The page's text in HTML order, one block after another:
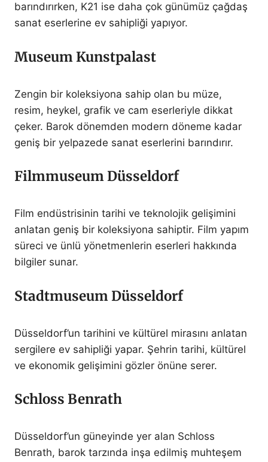
barındırırken, K21 ise daha çok günümüz çağdaş
sanat eserlerine ev sahipliği yapıyor.
Museum Kunstpalast
Zengin bir koleksiyona sahip olan bu müze,
resim, heykel, grafik ve cam eserleriyle dikkat
çeker. Barok dönemden modern döneme kadar
geniş bir yelpazede sanat eserlerini barındırır.
Filmmuseum Düsseldorf
Film endüstrisinin tarihi ve teknolojik gelişimini
anlatan geniş bir koleksiyona sahiptir. Film yapım
süreci ve ünlü yönetmenlerin eserleri hakkında
bilgiler sunar.
Stadtmuseum Düsseldorf
Düsseldorf’un tarihini ve kültürel mirasını anlatan
sergilere ev sahipliği yapar. Şehrin tarihi, kültürel
ve ekonomik gelişimini gözler önüne serer.
Schloss Benrath
Düsseldorf’un güneyinde yer alan Schloss
Benrath, barok tarzında inşa edilmiş muhteşem